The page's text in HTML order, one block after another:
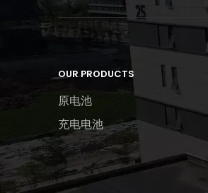
OUR PRODUCTS
原电池
充电电池